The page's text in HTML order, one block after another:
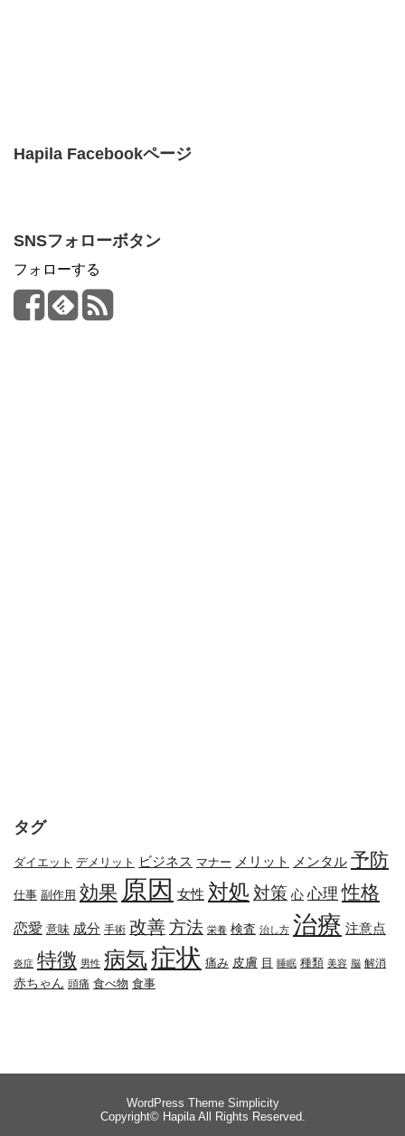
Hapila Facebookページ
SNSフォローボタン
フォローする
タグ
ダイエット デメリット ビジネス マナー メリット メンタル 予防
仕事 副作用 効果 原因 女性 対処 対策 心 心理 性格
恋愛 意味 成分 手術 改善方法 栄養 検査 治し方 治療 注意点
炎症 特徴 男性 病気症状 痛み 皮膚 目 睡眠 種類 美容 脳 解消
赤ちゃん 頭痛 食べ物 食事
WordPress Theme Simplicity
Copyright© HapilaAll Rights Reserved.